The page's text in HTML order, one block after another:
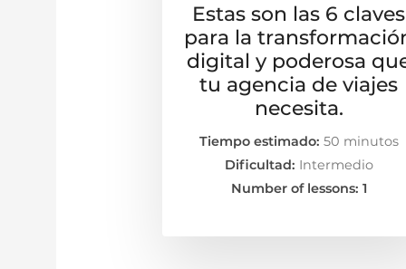
Estas son las 6 claves
para la
digital y poderosa
tu agencia de viajes
necesita.
Tiempo estimado: 50 minutos
Dificultad: Intermedio
Number of lessons: 1